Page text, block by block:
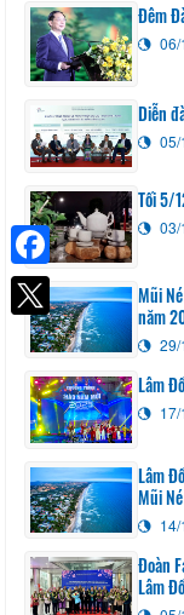
Đêm
06/
Diễn
05/
Tối 5/
03/
Mũi
năm
29/
Lâm
Lâm
Mũi
Đoàn
Lâm
Facebook